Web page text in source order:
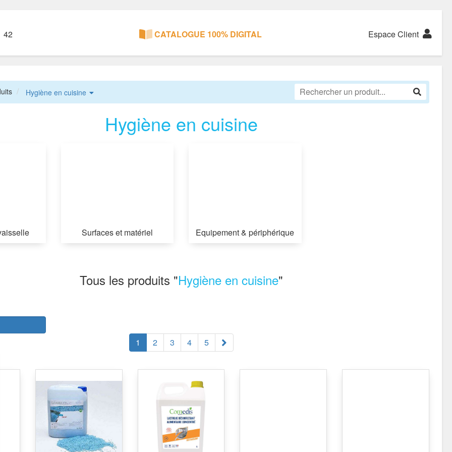
42 CATALOGUE 100% DIGITAL Espace Client
Hygiène en cuisine
Hygiène en cuisine
Surfaces et matériel Equipement & périphérique
Tous les produits "Hygiène en cuisine"
1 2 3 4 5